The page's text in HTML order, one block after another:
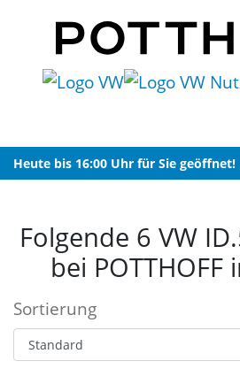
Heute bis 16:00 Uhr für Sie geöffnet!
Folgende 6 VW
bei POTTHOFF
Sortierung